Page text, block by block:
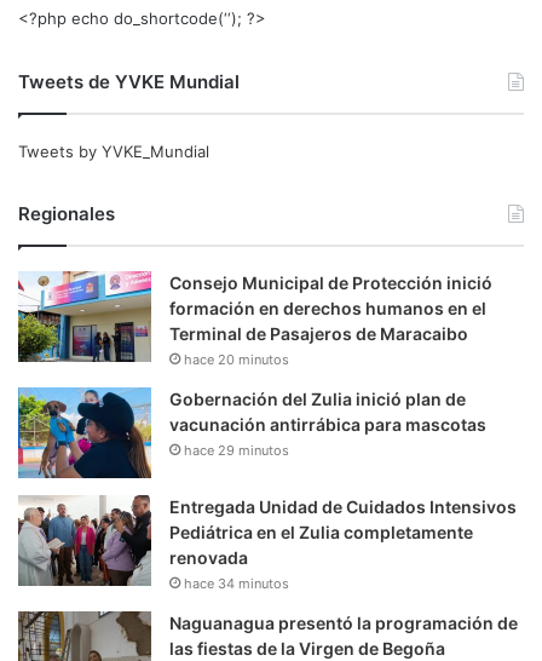
<?php echo do_shortcode(‘‘); ?>
Tweets de YVKE Mundial
Tweets by YVKE_Mundial
Regionales
Consejo Municipal de Protección inició
formación en derechos humanos en el
Terminal de Pasajeros de Maracaibo
hace 20 minutos
Gobernación del Zulia inició plan de
vacunación antirrábica para mascotas
hace 29 minutos
Entregada Unidad de Cuidados Intensivos
Pediátrica en el Zulia completamente
renovada
hace 34 minutos
Naguanagua presentó la programación de
las fiestas de la Virgen de Begoña